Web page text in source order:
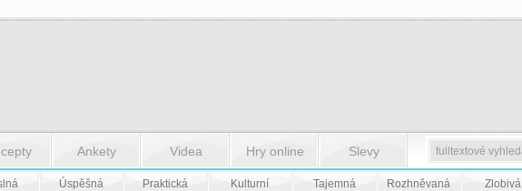
Ankety Videa Hry online Slevy
Úspěšná Praktická Kulturní Tajemná Rozhněvaná Zlobivá